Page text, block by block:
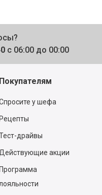
с 06:00 до 00:00
Покупателям
у шефа
Рецепты
драйвы
Действующие акции
Программа